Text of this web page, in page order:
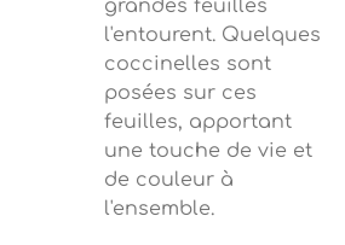
grandes feuilles
l'entourent. Quelques
coccinelles sont
posées sur ces
feuilles, apportant
une touche de vie et
de couleur à
l'ensemble.